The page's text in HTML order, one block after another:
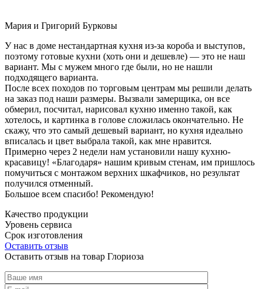
Мария и Григорий Бурковы
У нас в доме нестандартная кухня из-за короба и выступов,
поэтому готовые кухни (хоть они и дешевле) — это не наш
вариант. Мы с мужем много где были, но не нашли
подходящего варианта.
После всех походов по торговым центрам мы решили делать
на заказ под наши размеры. Вызвали замерщика, он все
обмерил, посчитал, нарисовал кухню именно такой, как
хотелось, и картинка в голове сложилась окончательно. Не
скажу, что это самый дешевый вариант, но кухня идеально
вписалась и цвет выбрала такой, как мне нравится.
Примерно через 2 недели нам установили нашу кухню-
красавицу! «Благодаря» нашим кривым стенам, им пришлось
помучиться с монтажом верхних шкафчиков, но результат
получился отменный.
Большое всем спасибо! Рекомендую!
Качество продукции
Уровень сервиса
Срок изготовления
Оставить отзыв
Оставить отзыв на товар Глориоза